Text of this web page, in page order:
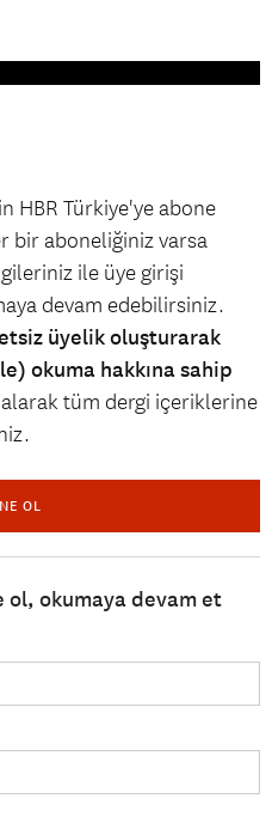
HBR Türkiye'ye abone
bir aboneliğiniz varsa
ile üye girişi
devam edebilirsiniz.
üyelik oluşturarak
okuma hakkına sahip
tüm dergi içeriklerine
OL
ol, okumaya devam et